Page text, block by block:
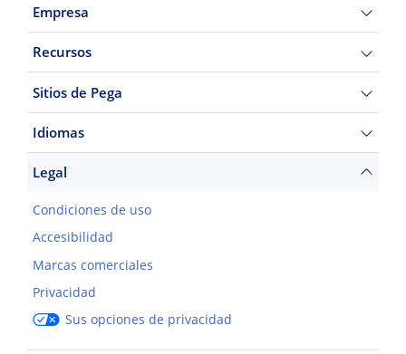
Empresa
Recursos
Sitios de Pega
Idiomas
Legal
Condiciones de uso
Accesibilidad
Marcas comerciales
Privacidad
Sus opciones de privacidad